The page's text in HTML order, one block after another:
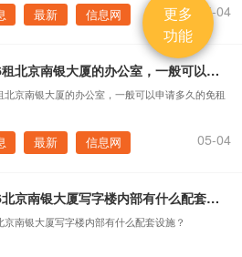
最新 信息网 05-04
2026租北京南银大厦的办公室，一般可以申请多久的免租期？
北京南银大厦的办公室，一般可以申请多久的免租
最新 信息网 05-04
2026北京南银大厦写字楼内部有什么配套设施？
京南银大厦写字楼内部有什么配套设施？
更多
功能